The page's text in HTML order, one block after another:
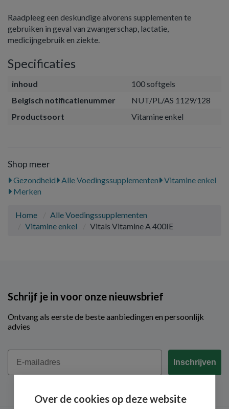
Raadpleeg een deskundige alvorens supplementen te
gebruiken in geval van zwangerschap, lactatie,
medicijngebruik en ziekte.
Specificaties
inhoud
100 softgels
Belgisch notificatienummer
NUT/PL/AS 1129/128
Productsoort
Vitamine enkel
Shop meer
Gezondheid Alle Voedingssupplementen
Vitamine enkel
Merken
Home
Alle Voedingssupplementen
Vitamine enkel
Vitals Vitamine A 400IE
Schrijf je in voor onze nieuwsbrief
Ontvang als eerste de beste aanbiedingen en persoonlijk
advies
Email
Inschrijven
Over de cookies op deze website